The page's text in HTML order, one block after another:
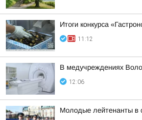
Итоги конкурса
11:12
В медучреждениях
12:06
Молодые лейтенанты в